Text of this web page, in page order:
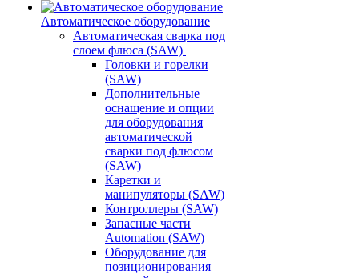
Автоматическое оборудование
Автоматическая сварка под
слоем флюса (SAW)
Головки и горелки
(SAW)
Дополнительные
оснащение и опции
для оборудования
автоматической
сварки под флюсом
(SAW)
Каретки и
манипуляторы (SAW)
Контроллеры (SAW)
Запасные части
Automation (SAW)
Оборудование для
позиционирования